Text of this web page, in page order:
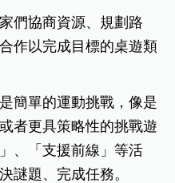
們協商資源、規劃路
作以完成目標的桌遊類
簡單的運動挑戰，像是
者更具策略性的挑戰遊
、「支援前線」等活
謎題、完成任務。